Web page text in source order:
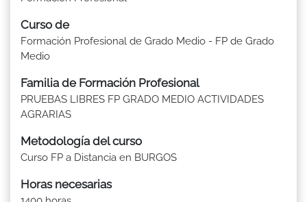
Curso de
Formación Profesional de Grado Medio - FP de Grado
Medio
Familia de Formación Profesional
PRUEBAS LIBRES FP GRADO MEDIO ACTIVIDADES
AGRARIAS
Metodología del curso
Curso FP a Distancia en BURGOS
Horas necesarias